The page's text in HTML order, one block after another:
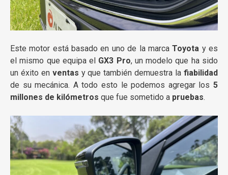
Este motor está basado en uno de la marcaToyota y es
el mismo que equipa el GX3 Pro, un modelo que ha sido
un éxito en ventas y que también demuestra lafiabilidad
de su mecánica. A todo esto le podemos agregar los 5
millones de kilómetros que fue sometido a pruebas.